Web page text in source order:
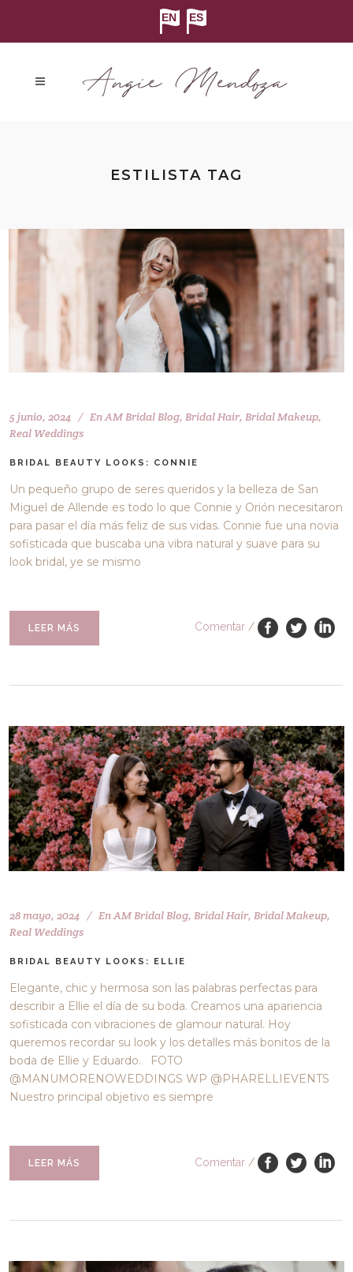
ESTILISTA TAG
5 junio, 2024 EnAM Bridal Blog, Bridal Hair, Bridal Makeup,
Real Weddings
BRIDAL BEAUTY LOOKS: CONNIE
Un pequeño grupo de seres queridos y la belleza de San
Miguel de Allende es todo lo que Connie y Orión necesitaron
para pasar el día más feliz de sus vidas. Connie fue una novia
sofisticada que buscaba una vibra natural y suave para su
look bridal, ye se mismo
LEER MÁS Comentar /
28 mayo, 2024 EnAM Bridal Blog, Bridal Hair, Bridal Makeup,
Real Weddings
BRIDAL BEAUTY LOOKS: ELLIE
Elegante, chic y hermosa son las palabras perfectas para
describir a Ellie el día de su boda. Creamos una apariencia
sofisticada con vibraciones de glamour natural. Hoy
queremos recordar su look y los detalles más bonitos de la
boda de Ellie y Eduardo. FOTO
@MANUMORENOWEDDINGS WP @PHARELLIEVENTS
Nuestro principal objetivo es siempre
LEER MÁS Comentar /